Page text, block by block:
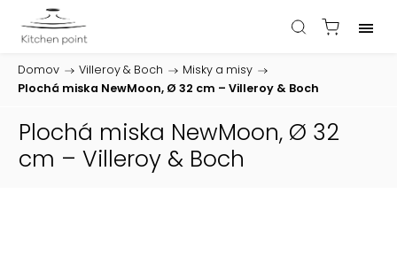
Domov / Villeroy & Boch / Misky a misy /
Plochá miska NewMoon, Ø 32 cm – Villeroy & Boch
Plochá miska NewMoon, Ø 32
cm – Villeroy & Boch